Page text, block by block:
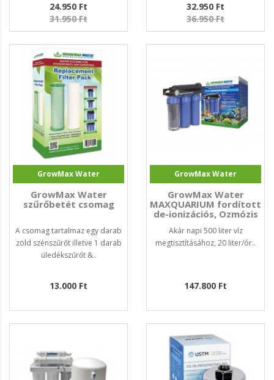
24.950 Ft
31.950 Ft
32.950 Ft
36.950 Ft
GrowMax Water
GrowMax Water
szűrőbetét csomag
A csomag tartalmaz egy darab
zöld szénszűrőt illetve 1 darab
üledékszűrőt &..
13.000 Ft
GrowMax Water
GrowMax Water
MAXQUARIUM fordított
de-ionizációs, Ozmózis
Akár napi 500 liter víz
megtisztításához, 20 liter/ór..
147.800 Ft